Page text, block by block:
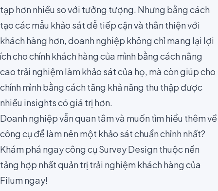
tạp hơn nhiều so với tưởng tượng. Nhưng bằng cách
tạo các mẫu khảo sátdễ tiếp cận và thân thiện với
khách hàng hơn, doanh nghiệp không chỉ mang lại lợi
ích cho chính khách hàng của mình bằng cách nâng
cao trải nghiệm làm khảo sát của họ, mà còn giúp cho
chính mình bằng cách tăng khả năng thu thập được
nhiều insights có giá trị hơn.
Doanh nghiệp vẫn quan tâm và muốn tìm hiểu thêm về
công cụ để làm nên một khảo sát chuẩn chỉnh nhất?
Khám phá ngaycông cụ Survey Designthuộc nền
tảng hợp nhất quản trị trải nghiệm khách hàng của
Filum ngay!